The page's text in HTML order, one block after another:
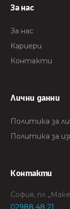
За нас
За нас
Кариери
Контакти
Лични данни
Политика за
Политика за
Контакти
София, пл
02988 48 21